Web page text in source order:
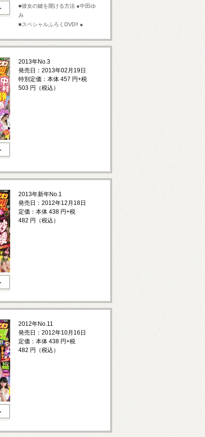
■彼女の鍵を開ける方法 ●中田ゆ
み
■スペシャルふろくDVD!! ●
2013年No.3
発売日：2013年02月19日
特別定価：本体 457 円+税
503 円（税込）
2013年新年No.1
発売日：2012年12月18日
定価：本体 438 円+税
482 円（税込）
2012年No.11
発売日：2012年10月16日
定価：本体 438 円+税
482 円（税込）